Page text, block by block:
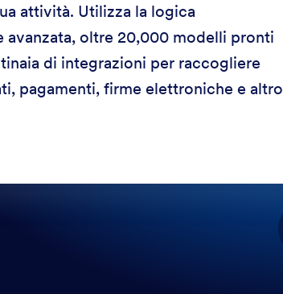
attività. Utilizza la logica
avanzata, oltre 20,000 modelli pronti
di integrazioni per raccogliere
pagamenti, firme elettroniche e altro